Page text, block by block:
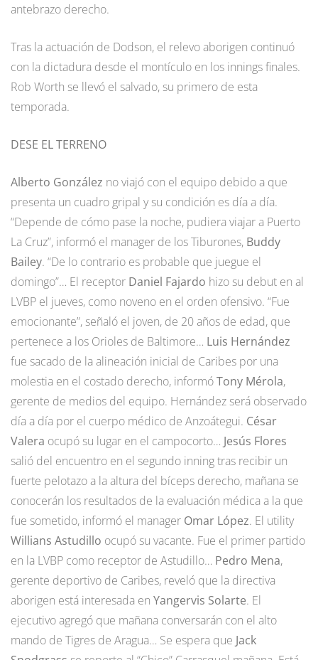
antebrazo derecho.
Tras la actuación de Dodson, el relevo aborigen continuó
con la dictadura desde el montículo en los innings finales.
Rob Worth se llevó el salvado, su primero de esta
temporada.
DESE EL TERRENO
Alberto González no viajó con el equipo debido a que
presenta un cuadro gripal y su condición es día a día.
“Depende de cómo pase la noche, pudiera viajar a Puerto
La Cruz”, informó el manager de los Tiburones, Buddy
Bailey. “De lo contrario es probable que juegue el
domingo”… El receptor Daniel Fajardo hizo su debut en al
LVBP el jueves, como noveno en el orden ofensivo. “Fue
emocionante”, señaló el joven, de 20 años de edad, que
pertenece a los Orioles de Baltimore… Luis Hernández
fue sacado de la alineación inicial de Caribes por una
molestia en el costado derecho, informóTony Mérola,
gerente de medios del equipo. Hernández será observado
día a día por el cuerpo médico de Anzoátegui. César
Valera ocupó su lugar en el campocorto… Jesús Flores
salió del encuentro en el segundo inning tras recibir un
fuerte pelotazo a la altura del bíceps derecho, mañana se
conocerán los resultados de la evaluación médica a la que
fue sometido, informó el manager Omar López. El utility
Willians Astudillo ocupó su vacante. Fue el primer partido
en la LVBP como receptor de Astudillo… Pedro Mena,
gerente deportivo de Caribes, reveló que la directiva
aborigen está interesada en Yangervis Solarte. El
ejecutivo agregó que mañana conversarán con el alto
mando de Tigres de Aragua… Se espera que Jack